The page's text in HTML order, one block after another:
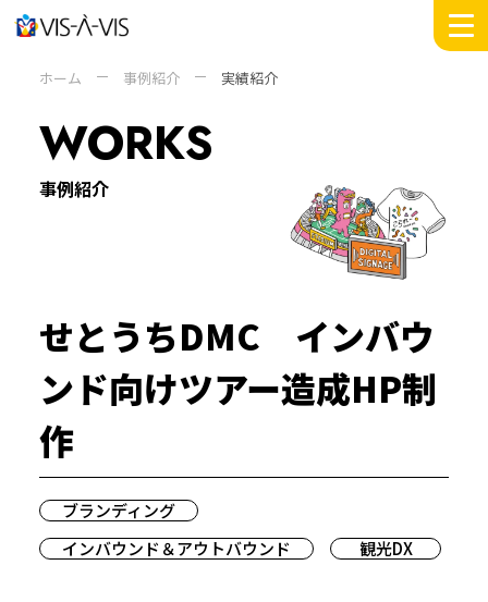
MESSAGE
INSIGHTS
DOMAIN
COMPANY +
SUSTAINABILITY
NEWS
RECRUIT
ホーム 事例紹介 実績紹介
WORKS
事例紹介
せとうちDMC インバウ
ンド向けツアー造成HP制
作
ブランディング
インバウンド＆アウトバウンド
観光DX